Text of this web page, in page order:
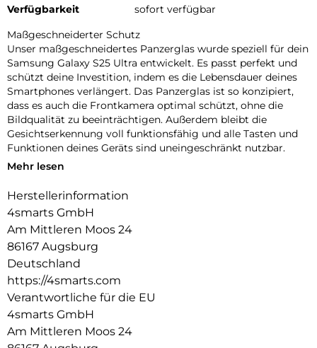
Verfügbarkeit
sofort verfügbar
Maßgeschneiderter Schutz
Unser maßgeschneidertes Panzerglas wurde speziell für dein
Samsung Galaxy S25 Ultra entwickelt. Es passt perfekt und
schützt deine Investition, indem es die Lebensdauer deines
Smartphones verlängert. Das Panzerglas ist so konzipiert,
dass es auch die Frontkamera optimal schützt, ohne die
Bildqualität zu beeinträchtigen. Außerdem bleibt die
Gesichtserkennung voll funktionsfähig und alle Tasten und
Funktionen deines Geräts sind uneingeschränkt nutzbar.
Einfache Montage
einfacher zu montieren als eine Panzerfolie. Mit dem
mitgelieferten Reinigungsset lässt sich das Schutzglas
staubfrei anbringen. Und wenn es Zeit ist, das Glas
auszutauschen, ist das genauso einfach. Mit unserem Second
Glass erhalten Sie einen effektiven und benutzerfreundlichen
Displayschutz für Ihr mobiles Gerät.
Kristallklare Qualität
Der Displayschutz bietet nicht nur optimalen Schutz für dein
Nutzung des Touchscreens. Trotz seiner Robustheit bleibt
Mehr lesen
Herstellerinformation
4smarts GmbH
Am Mittleren Moos 24
86167 Augsburg
Deutschland
https://4smarts.com
Verantwortliche für die EU
4smarts GmbH
Am Mittleren Moos 24